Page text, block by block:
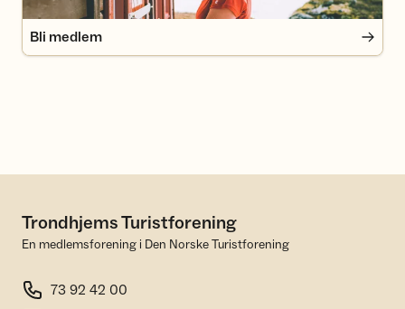
Bli medlem
Trondhjems Turistforening
En medlemsforening i Den Norske Turistforening
73 92 42 00